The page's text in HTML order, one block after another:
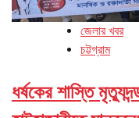
জেলার খবর
চট্টগ্রাম
ধর্ষকের শাস্তি